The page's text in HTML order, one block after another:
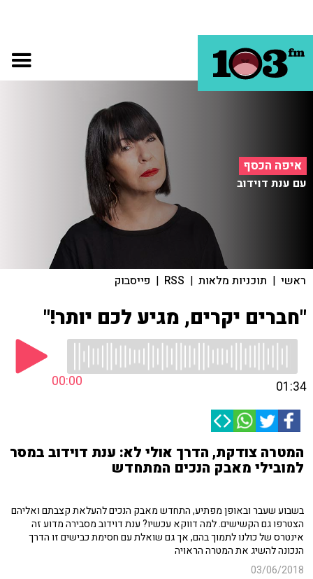
איפה הכסף
עם ענת דוידוב
ראשי | תוכניות מלאות |
RSS
| פייסבוק
"חברים יקרים, מגיע לכם יותר!"
00:00 01:34
המטרה צודקת, הדרך אולי לא: ענת דוידוב במסר
למובילי מאבק הנכים המתחדש
בשבוע שעבר ובאופן מפתיע, התחדש מאבק הנכים להעלאת קצבתם ואליהם
הצטרפו גם הקשישים. למה דווקא עכשיו? ענת דוידוב מסבירה מדוע זה
אינטרס של כולנו לתמוך בהם, אך גם שואלת עם חסימת כבישים זו הדרך
הנכונה להשיג את המטרה הראויה
03/06/2018